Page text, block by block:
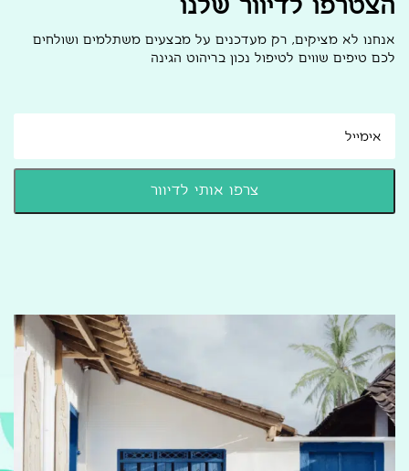
הצטרפו לדיוור שלנו
אנחנו לא מציקים, רק מעדכנים על מבצעים משתלמים ושולחים
לכם טיפים שווים לטיפול נכון בריהוט הגינה